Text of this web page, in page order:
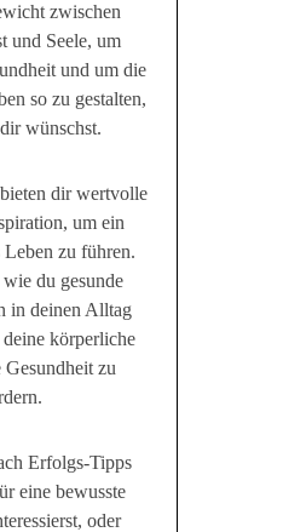
zwischen
und Seele, um
und um die
so zu gestalten,
wünschst.
dir wertvolle
um ein
Leben zu führen.
du gesunde
in deinen Alltag
körperliche
Gesundheit zu
Erfolgs-Tipps
eine bewusste
oder